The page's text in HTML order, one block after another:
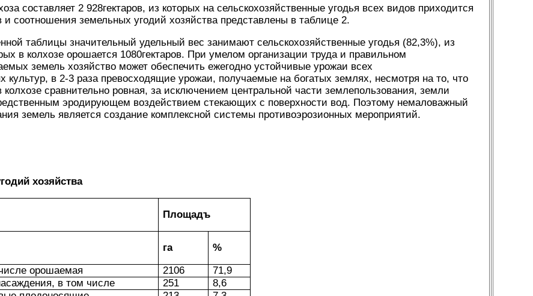
составляет 2 928гектаров, из которых на сельскохозяйственные угодья всех видов приходится
и соотношения земельных угодий хозяйства представлены в таблице 2.
таблицы значительный удельный вес занимают сельскохозяйственные угодья (82,3%), из
в колхозе орошается 1080гектаров. При умелом организации труда и правильном
земель хозяйство может обеспечить ежегодно устойчивые урожаи всех
культур, в 2-3 раза превосходящие урожаи, получаемые на богатых землях, несмотря на то, что
колхозе сравнительно ровная, за исключением центральной части землепользования, земли
эродирующем воздействием стекающих с поверхности вод. Поэтому немаловажный
земель является создание комплексной системы противоэрозионных мероприятий.
хозяйства
Площадъ
га
%
орошаемая 2106
71,9
в том числе 251
8,6